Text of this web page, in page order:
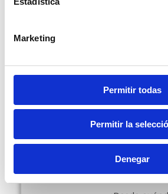
Marketing
Permitir todas
Permitir la
Denegar
Compartir:
Más Posts
Facturación
obligatoria